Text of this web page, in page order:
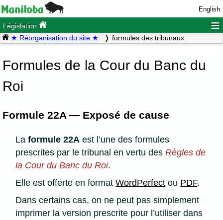
English
Législation ≡
★ Réorganisation du site ★ formules des tribunaux
Formules de la Cour du Banc du
Roi
Formule 22A — Exposé de cause
Laformule 22A est l’une des formules
prescrites par le tribunal en vertu desRègles de
la Cour du Banc du Roi.
Elle est offerte en formatWordPerfect ou PDF.
Dans certains cas, on ne peut pas simplement
imprimer la version prescrite pour l’utiliser dans